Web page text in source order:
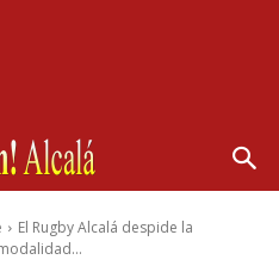
El Rugby Alcalá despide la